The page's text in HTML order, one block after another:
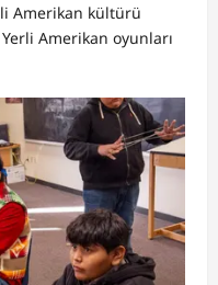
Amerikan kültürü
Amerikan oyunları